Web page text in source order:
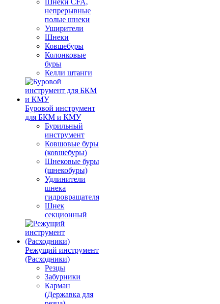
Шнеки CFA,
непрерывные
полые шнеки
Уширители
Шнеки
Ковшебуры
Колонковые
буры
Келли штанги
Буровой инструмент
для БКМ и КМУ
Бурильный
инструмент
Ковшовые буры
(ковшебуры)
Шнековые буры
(шнекобуры)
Удлинители
шнека
гидровращателя
Шнек
секционный
Режущий инструмент
(Расходники)
Резцы
Забурники
Карман
(Державка для